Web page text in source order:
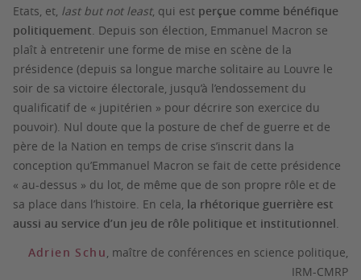
Etats, et, last but not least, qui est perçue comme bénéfique
politiquement. Depuis son élection, Emmanuel Macron se
plaît à entretenir une forme de mise en scène de la
présidence (depuis sa longue marche solitaire au Louvre le
soir de sa victoire électorale, jusqu’à l’endossement du
qualificatif de « jupitérien » pour décrire son exercice du
pouvoir). Nul doute que la posture de chef de guerre et de
père de la Nation en temps de crise s’inscrit dans la
conception qu’Emmanuel Macron se fait de cette présidence
« au-dessus » du lot, de même que de son propre rôle et de
sa place dans l’histoire. En cela, la rhétorique guerrière est
aussi au service d’un jeu de rôle politique et institutionnel.
Adrien Schu, maître de conférences en science politique,
IRM-CMRP